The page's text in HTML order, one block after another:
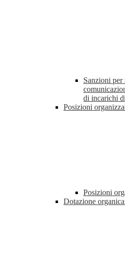
Sanzioni per
di incarichi
Posizioni
Posizioni
Dotazione organica